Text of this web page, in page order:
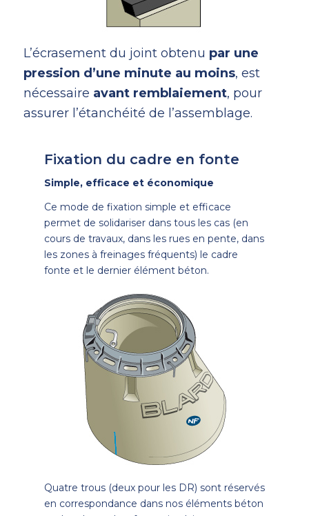
L’écrasement du joint obtenu par une
pression d’une minute au moins, est
nécessaire avant remblaiement, pour
assurer l’étanchéité de l’assemblage.
Fixation du cadre en fonte
Simple, efficace et économique
Ce mode de fixation simple et efficace
permet de solidariser dans tous les cas (en
cours de travaux, dans les rues en pente, dans
les zones à freinages fréquents) le cadre
fonte et le dernier élément béton.
Quatre­ trous (deux pour les DR) sont réservés
en correspondance dans nos éléments béton